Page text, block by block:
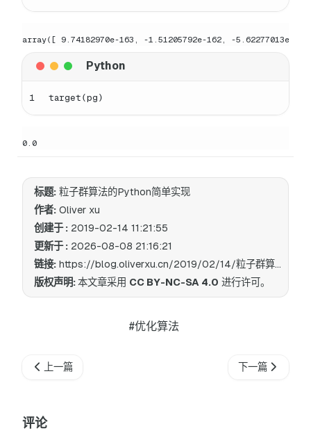
array([ 9.74182970e-163, -1.51205792e-162, -5.62277013e-
1 target(pg)
0.0
标题: 粒子群算法的Python简单实现
作者: Oliver xu
创建于 : 2019-02-14 11:21:55
更新于 : 2026-08-08 21:16:21
链接: https://blog.oliverxu.cn/2019/02/14/粒子群算法的Python简单实现/
版权声明:本文章采用 CC BY-NC-SA 4.0 进行许可。
#优化算法
上一篇 下一篇
评论